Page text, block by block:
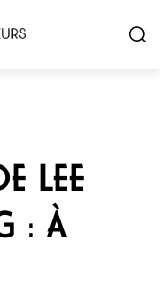
LEE
: À